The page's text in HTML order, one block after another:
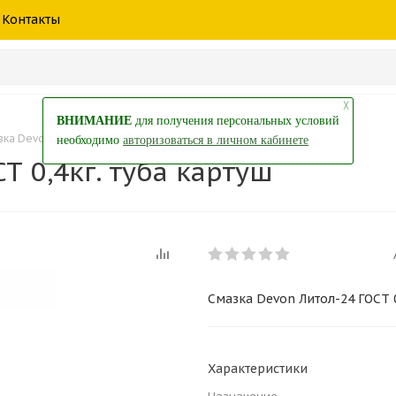
Контакты
Devon Литол-24 ГОСТ 0,4кг. туба картуш
0,4кг. туба картуш
Смазка Devon Литол-24 ГОСТ
Характеристики
╳
ВНИМАНИЕ для получения персональных условий
необходимо авторизоваться в личном кабинете